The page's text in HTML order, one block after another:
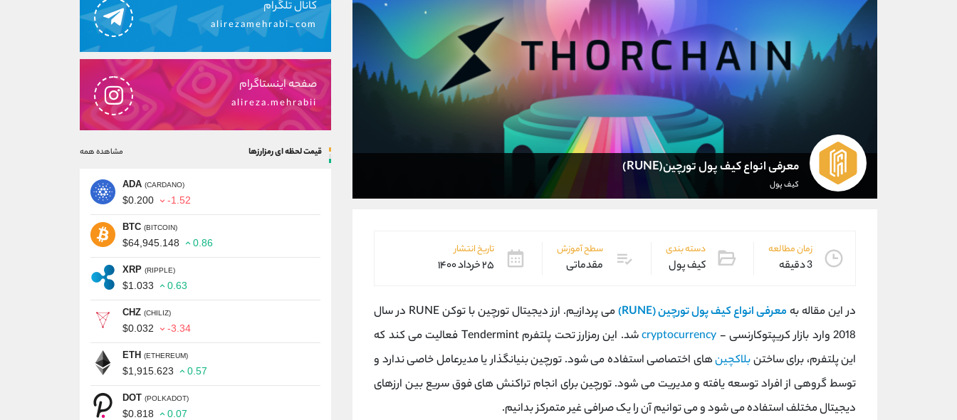
معرفی انواع کیف پول تورچین(RUNE)
کیف پول
زمان مطالعه
3 دقیقه
دسته بندی
کیف پول
سطح آموزش
مقدماتی
تاریخ انتشار
۲۵ خرداد ۱۴۰۰
در این مقاله به معرفی انواع کیف پول تورچین (RUNE)
می پردازیم. ارز دیجیتال تورچین با توکن RUNE در سال
2018 وارد بازار کریپتوکارنسی -
cryptocurrency
شد. این رمزارز تحت پلتفرم Tendermint فعالیت می کند که
این پلتفرم، برای ساختنبلاکچینهای اختصاصی استفاده می شود. تورچین بنیانگذار یا مدیرعامل خاصی ندارد و
توسط گروهی از افراد توسعه یافته و مدیریت می شود. تورچین برای انجام تراکنش های فوق سریع بین ارزهای
دیجیتال مختلف استفاده می شود و می توانیم آن را یک صرافی غیر متمرکز بدانیم.
کانال تلگرام
alirezamehrabi_com
صفحه اینستاگرام
alireza.mehrabii
قیمت لحظه ای رمزارزها مشاهده همه
ADA (CARDANO)
$0.200 -1.52
BTC (BITCOIN)
$64,945.148 0.86
XRP (RIPPLE)
$1.033 0.63
CHZ (CHILIZ)
$0.032 -3.34
ETH (ETHEREUM)
$1,915.623 0.57
DOT (POLKADOT)
$0.818 0.07